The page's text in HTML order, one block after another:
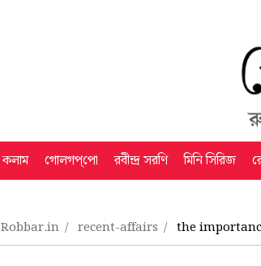
কলাম গোলগপ্‌পো রবীন্দ্র সরণি মিনি সিরিজ
Robbar.in recent-affairs the